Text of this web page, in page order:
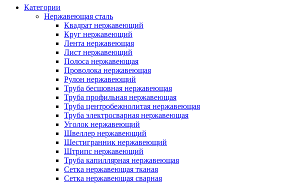
Категории
Нержавеющая сталь
Квадрат нержавеющий
Круг нержавеющий
Лента нержавеющая
Лист нержавеющий
Полоса нержавеющая
Проволока нержавеющая
Рулон нержавеющий
Труба бесшовная нержавеющая
Труба профильная нержавеющая
Труба центробежнолитая нержавеющая
Труба электросварная нержавеющая
Уголок нержавеющий
Швеллер нержавеющий
Шестигранник нержавеющий
Штрипс нержавеющий
Труба капиллярная нержавеющая
Сетка нержавеющая тканая
Сетка нержавеющая сварная